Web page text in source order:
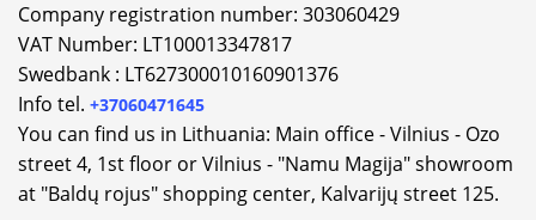
Company registration number: 303060429
VAT Number: LT100013347817
Swedbank : LT627300010160901376
Info tel. +37060471645
You can find us in Lithuania: Main office - Vilnius - Ozo
street 4, 1st floor or Vilnius - "Namu Magija" showroom
at "Baldų rojus" shopping center, Kalvarijų street 125.